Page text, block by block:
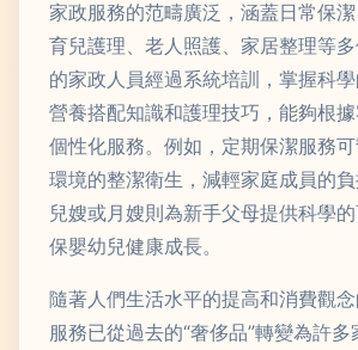
家政服務的范疇廣泛，涵蓋日常保潔
育兒護理、老人照護、家居整理等
的家政人員經過系統培訓，掌握科學
營養搭配知識和護理技巧，能夠根
個性化服務。例如，定期保潔服務
環境的整潔衛生，減輕家庭成員的
兒嫂或月嫂則為新手父母提供科學
保嬰幼兒健康成長。
隨著人們生活水平的提高和消費觀
服務已從過去的“奢侈品”轉變為許多